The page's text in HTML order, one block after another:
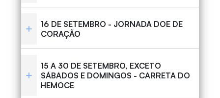
16 DE SETEMBRO - JORNADA DOE DE
CORAÇÃO
15 A 30 DE SETEMBRO, EXCETO
SÁBADOS E DOMINGOS - CARRETA DO
HEMOCE